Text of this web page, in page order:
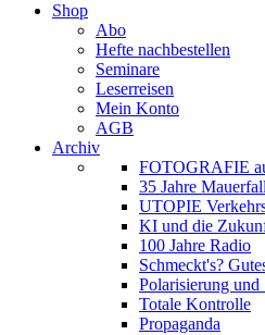
Shop
Abo
Hefte nachbestellen
Seminare
Leserreisen
Mein Konto
AGB
Archiv
FOTOGRAFIE
35 Jahre Mauerfall
UTOPIE
KI und die
100 Jahre Radio
Schmeckt's?
Polarisierung und
Totale Kontrolle
Propaganda